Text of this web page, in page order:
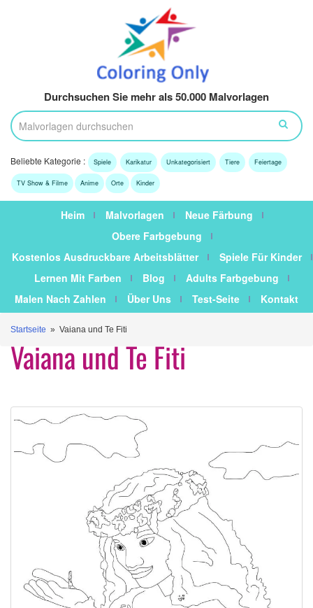
Durchsuchen Sie mehr als 50.000 Malvorlagen
Beliebte Kategorie : Spiele Karikatur Unkategorisiert Tiere Feiertage
TV Show & Filme Anime Orte Kinder
Heim Malvorlagen
Neue Färbung
Obere Farbgebung
Kostenlos Ausdruckbare Arbeitsblätter
Spiele Für Kinder
Lernen Mit Farben
Blog
Adults Farbgebung
Malen Nach Zahlen
Über Uns Test-Seite Kontakt
Startseite » Vaiana und Te Fiti
Vaiana und Te Fiti